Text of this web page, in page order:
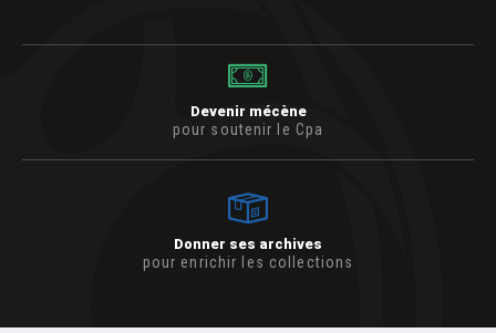
Devenir mécène
pour soutenir le Cpa
Donner ses archives
pour enrichir les collections